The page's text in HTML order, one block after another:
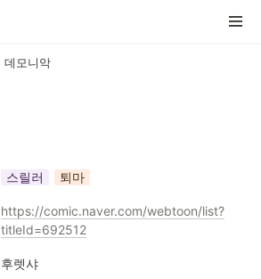
데모니악
스릴러 퇴마
https://comic.naver.com/webtoon/list?
titleId=692512
후렛샤